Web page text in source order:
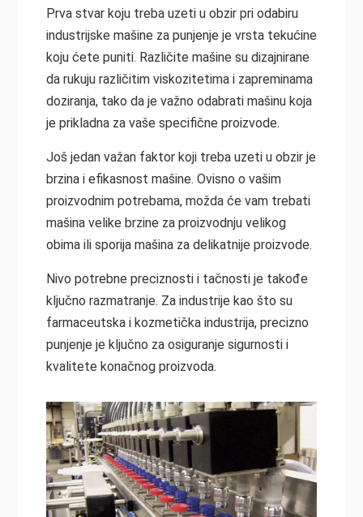
Prva stvar koju treba uzeti u obzir pri odabiru
industrijske mašine za punjenje je vrsta tekućine
koju ćete puniti. Različite mašine su dizajnirane
da rukuju različitim viskozitetima i zapreminama
doziranja, tako da je važno odabrati mašinu koja
je prikladna za vaše specifične proizvode.
Još jedan važan faktor koji treba uzeti u obzir je
brzina i efikasnost mašine. Ovisno o vašim
proizvodnim potrebama, možda će vam trebati
mašina velike brzine za proizvodnju velikog
obima ili sporija mašina za delikatnije proizvode.
Nivo potrebne preciznosti i tačnosti je takođe
ključno razmatranje. Za industrije kao što su
farmaceutska i kozmetička industrija, precizno
punjenje je ključno za osiguranje sigurnosti i
kvalitete konačnog proizvoda.